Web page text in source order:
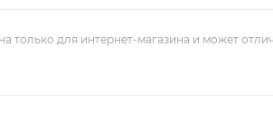
только для интернет-магазина и может